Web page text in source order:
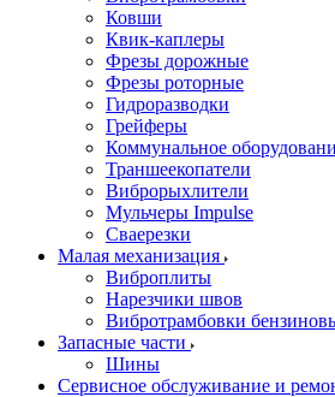
Ковши
Квик-каплеры
Фрезы дорожные
Фрезы роторные
Гидроразводки
Грейферы
Коммунальное
Траншеекопатели
Виброрыхлители
Мульчеры Impulse
Сваерезки
Малая механизация
Виброплиты
Нарезчики швов
Вибротрамбовки
Запасные части
Шины
Сервисное обслуживание и